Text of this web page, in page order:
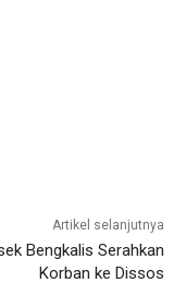
Artikel selanjutnya
Bengkalis Serahkan
Korban ke Dissos